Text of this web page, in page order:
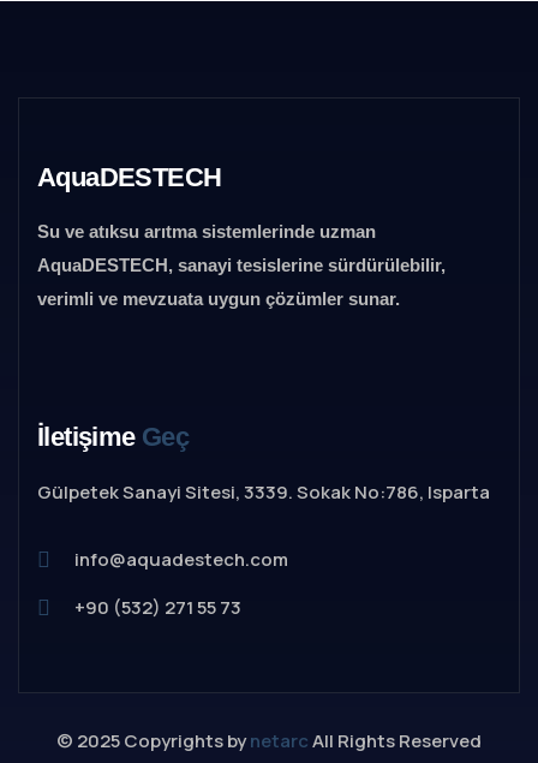
AquaDESTECH
Su ve atıksu arıtma sistemlerinde uzman
AquaDESTECH, sanayi tesislerine sürdürülebilir,
verimli ve mevzuata uygun çözümler sunar.
İletişime Geç
Gülpetek Sanayi Sitesi, 3339. Sokak No:786, Isparta
info@aquadestech.com
+90 (532) 271 55 73
© 2025 Copyrights bynetarcAll Rights Reserved